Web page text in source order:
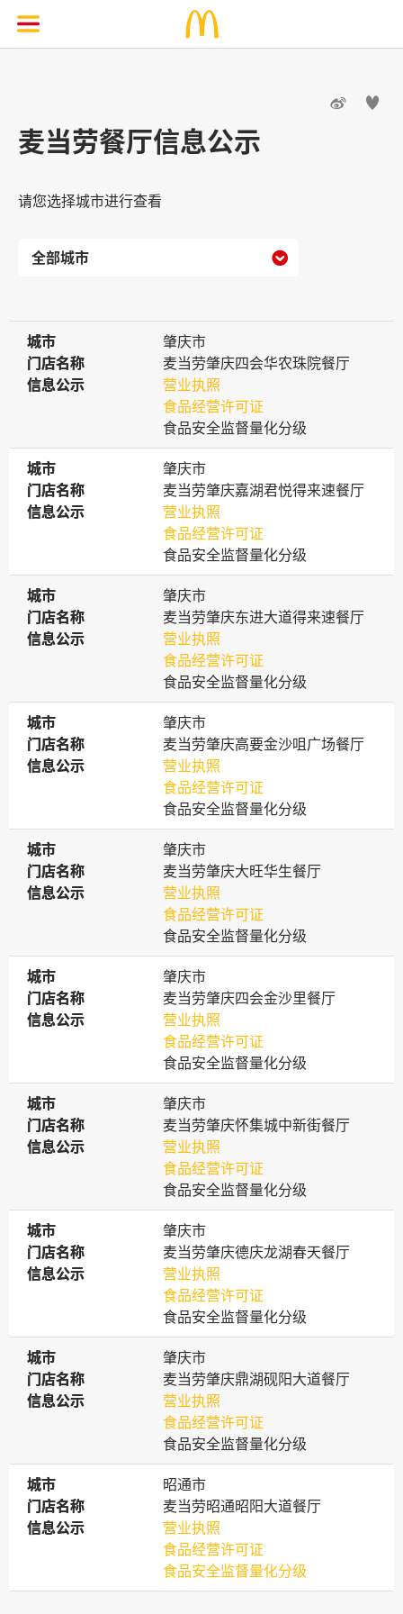
 
麦当劳餐厅信息公示
请您选择城市进行查看

城市
城市
肇庆市
门店名称
门店名称
麦当劳肇庆四会华农珠院餐厅
信息公示
信息公示
营业执照
食品经营许可证
食品安全监督量化分级
城市
城市
肇庆市
门店名称
门店名称
麦当劳肇庆嘉湖君悦得来速餐厅
信息公示
信息公示
营业执照
食品经营许可证
食品安全监督量化分级
城市
城市
肇庆市
门店名称
门店名称
麦当劳肇庆东进大道得来速餐厅
信息公示
信息公示
营业执照
食品经营许可证
食品安全监督量化分级
城市
城市
肇庆市
门店名称
门店名称
麦当劳肇庆高要金沙咀广场餐厅
信息公示
信息公示
营业执照
食品经营许可证
食品安全监督量化分级
城市
城市
肇庆市
门店名称
门店名称
麦当劳肇庆大旺华生餐厅
信息公示
信息公示
营业执照
食品经营许可证
食品安全监督量化分级
城市
城市
肇庆市
门店名称
门店名称
麦当劳肇庆四会金沙里餐厅
信息公示
信息公示
营业执照
食品经营许可证
食品安全监督量化分级
城市
城市
肇庆市
门店名称
门店名称
麦当劳肇庆怀集城中新街餐厅
信息公示
信息公示
营业执照
食品经营许可证
食品安全监督量化分级
城市
城市
肇庆市
门店名称
门店名称
麦当劳肇庆德庆龙湖春天餐厅
信息公示
信息公示
营业执照
食品经营许可证
食品安全监督量化分级
城市
城市
肇庆市
门店名称
门店名称
麦当劳肇庆鼎湖砚阳大道餐厅
信息公示
信息公示
营业执照
食品经营许可证
食品安全监督量化分级
城市
城市
昭通市
门店名称
门店名称
麦当劳昭通昭阳大道餐厅
信息公示
信息公示
营业执照
食品经营许可证
食品安全监督量化分级